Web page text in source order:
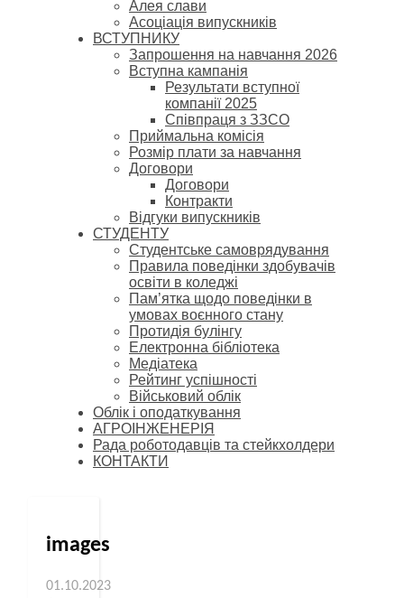
Алея слави
Асоціація випускників
ВСТУПНИКУ
Запрошення на навчання 2026
Вступна кампанія
Результати вступної
компанії 2025
Співпраця з ЗЗСО
Приймальна комісія
Розмір плати за навчання
Договори
Договори
Контракти
Відгуки випускників
СТУДЕНТУ
Cтудентське самоврядування
Правила поведінки здобувачів
освіти в коледжі
Пам’ятка щодо поведінки в
умовах воєнного стану
Протидія булінгу
Електронна бібліотека
Медіатека
Рейтинг успішності
Військовий облік
Облік і оподаткування
АГРОІНЖЕНЕРІЯ
Рада роботодавців та стейкхолдери
КОНТАКТИ
images
01.10.2023